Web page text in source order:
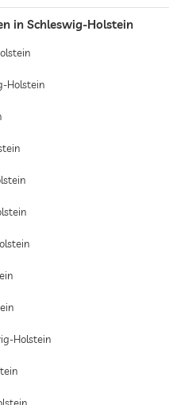
in Schleswig-Holstein
Holstein
Holstein